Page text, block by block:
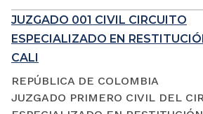
JUZGADO 001 CIVIL CIRCUITO
ESPECIALIZADO EN
CALI
REPÚBLICA DE COLOMBIA
JUZGADO PRIMERO CIVIL DEL